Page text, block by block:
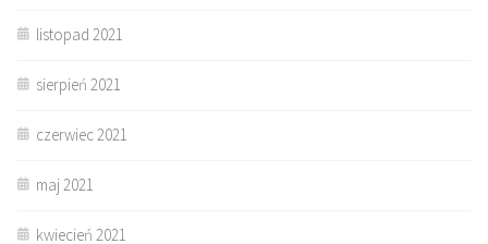
listopad 2021
sierpień 2021
czerwiec 2021
maj 2021
kwiecień 2021